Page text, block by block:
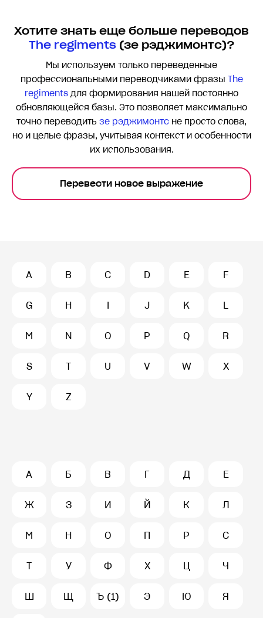
Хотите знать еще больше переводов
The regiments(зе рэджимонтс)?
Мы используем только переведенные
профессиональными переводчиками фразы The
regiments для формирования нашей постоянно
обновляющейся базы. Это позволяет максимально
точно переводить зе рэджимонтс не просто слова,
но и целые фразы, учитывая контекст и особенности
их использования.
Перевести новое выражение
A B C D E F
G H I J K L
M N O P Q R
S T U V W X
Y Z
А Б В Г Д Е
Ж З И Й К Л
М Н О П Р С
Т У Ф Х Ц Ч
Ш Щ Ъ (1) Э Ю Я